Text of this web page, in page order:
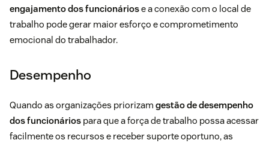
engajamento dos funcionáriose a conexão com o local de
trabalho pode gerar maior esforço e comprometimento
emocional do trabalhador.
Desempenho
Quando as organizações priorizam gestão de desempenho
dos funcionários para que a força de trabalho possa acessar
facilmente os recursos e receber suporte oportuno, as